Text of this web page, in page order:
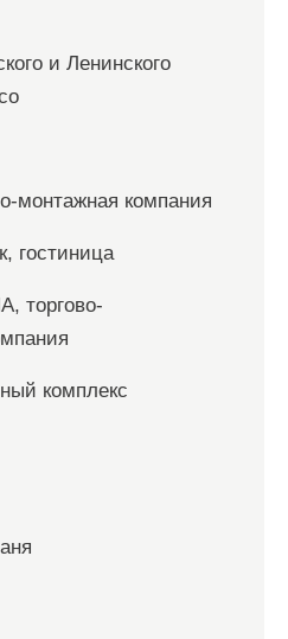
и Ленинского
монтажная компания
гостиница
торгово-
комплекс